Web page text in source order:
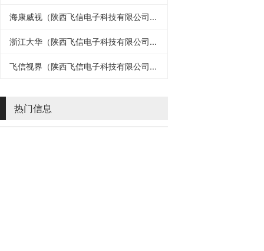
海康威视（陕西飞信电子科技有限公司...
浙江大华（陕西飞信电子科技有限公司...
飞信视界（陕西飞信电子科技有限公司...
热门信息